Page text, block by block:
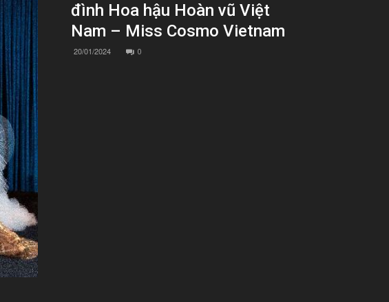
đình Hoa hậu Hoàn vũ Việt
Nam – Miss Cosmo Vietnam
20/01/2024 0